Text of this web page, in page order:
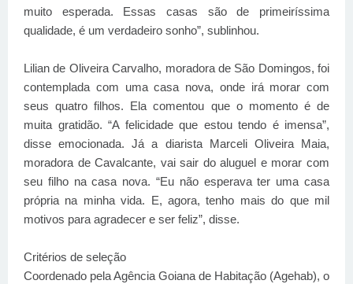
muito esperada. Essas casas são de primeiríssima
qualidade, é um verdadeiro sonho”, sublinhou.
Lilian de Oliveira Carvalho, moradora de São Domingos, foi
contemplada com uma casa nova, onde irá morar com
seus quatro filhos. Ela comentou que o momento é de
muita gratidão. “A felicidade que estou tendo é imensa”,
disse emocionada. Já a diarista Marceli Oliveira Maia,
moradora de Cavalcante, vai sair do aluguel e morar com
seu filho na casa nova. “Eu não esperava ter uma casa
própria na minha vida. E, agora, tenho mais do que mil
motivos para agradecer e ser feliz”, disse.
Critérios de seleção
Coordenado pela Agência Goiana de Habitação (Agehab), o